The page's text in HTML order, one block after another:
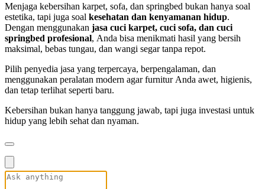
Menjaga kebersihan karpet, sofa, dan springbed bukan hanya soal
estetika, tapi juga soal kesehatan dan kenyamanan hidup.
Dengan menggunakan jasa cuci karpet, cuci sofa, dan cuci
springbed profesional, Anda bisa menikmati hasil yang bersih
maksimal, bebas tungau, dan wangi segar tanpa repot.
Pilih penyedia jasa yang terpercaya, berpengalaman, dan
menggunakan peralatan modern agar furnitur Anda awet, higienis,
dan tetap terlihat seperti baru.
Kebersihan bukan hanya tanggung jawab, tapi juga investasi untuk
hidup yang lebih sehat dan nyaman.